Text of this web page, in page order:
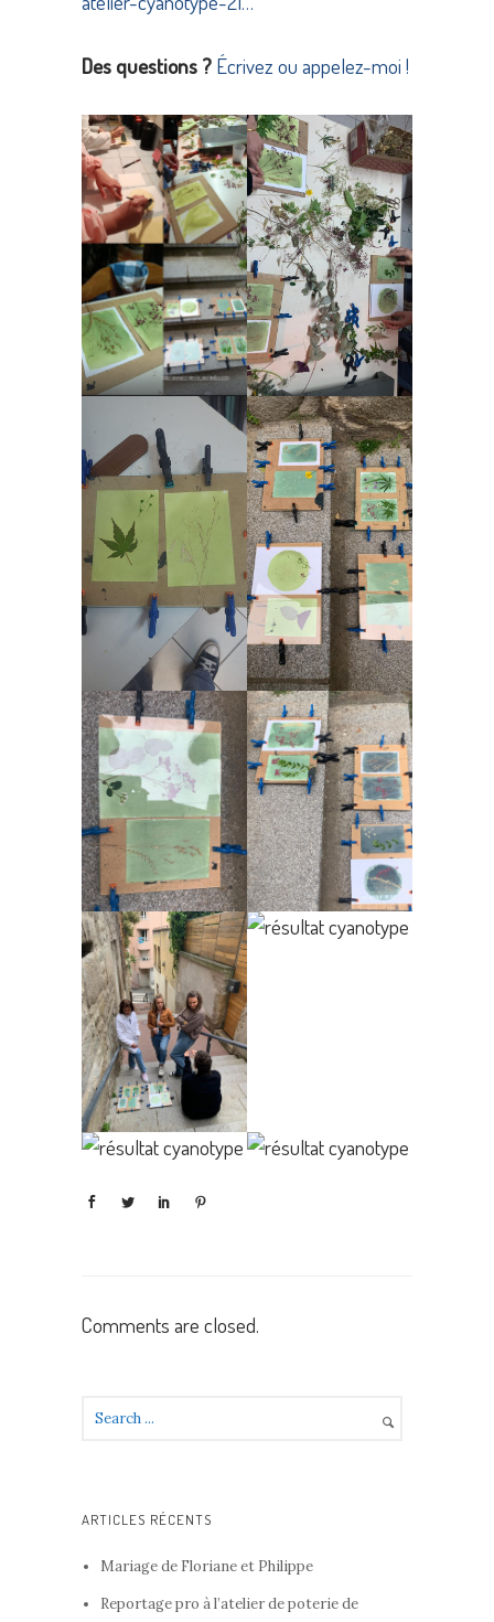
Des questions ? Écrivez ou appelez-moi !
Comments are closed.
ARTICLES RÉCENTS
Mariage de Floriane et Philippe
Reportage pro à l’atelier de poterie de